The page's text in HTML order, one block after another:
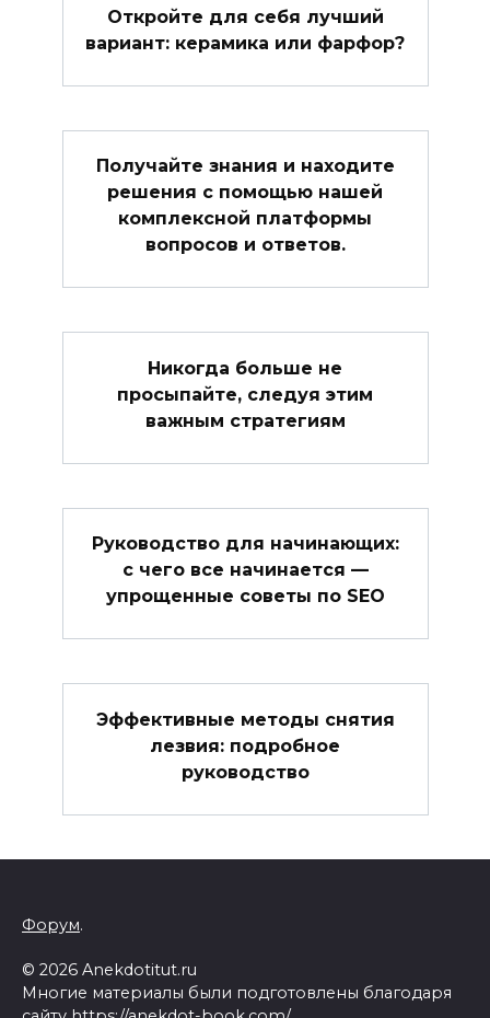
Откройте для себя лучший
вариант: керамика или фарфор?
Получайте знания и находите
решения с помощью нашей
комплексной платформы
вопросов и ответов.
Никогда больше не
просыпайте, следуя этим
важным стратегиям
Руководство для начинающих:
с чего все начинается —
упрощенные советы по SEO
Эффективные методы снятия
лезвия: подробное
руководство
Форум.
© 2026 Anekdotitut.ru
Многие материалы были подготовлены благодаря